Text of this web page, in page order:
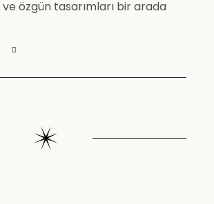
özgün tasarımları bir arada